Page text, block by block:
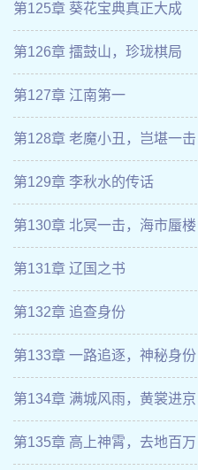
第125章 葵花宝典真正大成
第126章 擂鼓山，珍珑棋局
第127章 江南第一
第128章 老魔小丑，岂堪一击
第129章 李秋水的传话
第130章 北冥一击，海市蜃楼
第131章 辽国之书
第132章 追查身份
第133章 一路追逐，神秘身份
第134章 满城风雨，黄裳进京
第135章 高上神霄，去地百万